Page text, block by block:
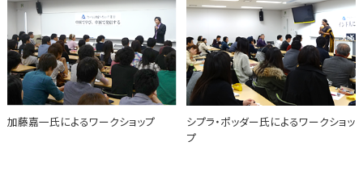
加藤嘉一氏によるワークショップ
シプラ・ポッダー氏によるワークショッ
プ